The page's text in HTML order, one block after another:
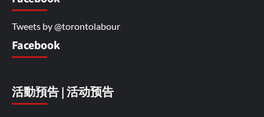
Tweets by @torontolabour
Facebook
活動預告 | 活动预告